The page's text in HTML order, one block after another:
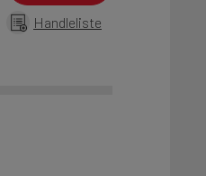
Handleliste